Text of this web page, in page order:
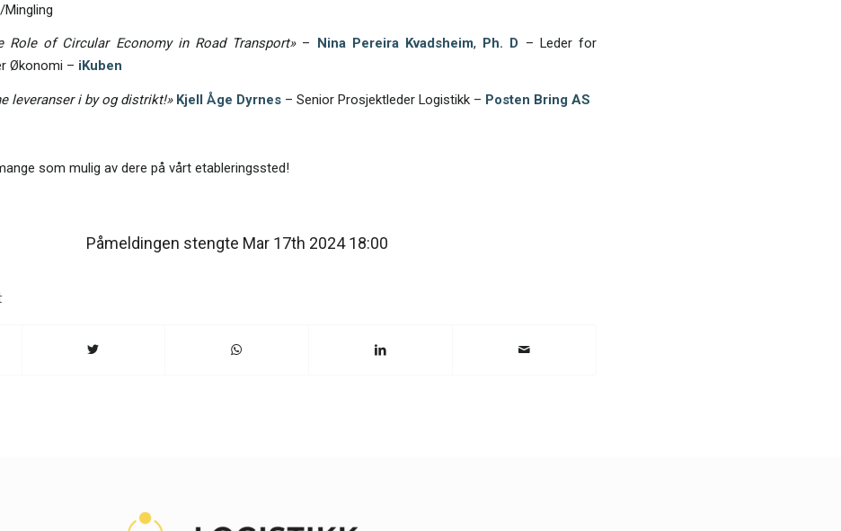
Role of Circular Economy in Road Transport»– Nina Pereira Kvadsheim, Ph. D – Leder for
Økonomi – iKuben
leveranser i by og distrikt!» Kjell Åge Dyrnes– Senior Prosjektleder Logistikk – Posten Bring AS
som mulig av dere på vårt etableringssted!
Påmeldingen stengte Mar 17th 2024 18:00